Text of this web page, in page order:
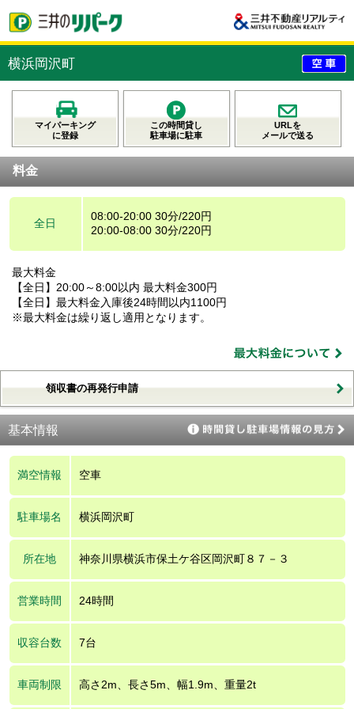
横浜岡沢町
マイパーキング
に登録
この時間貸し
駐車場に駐車
URLを
メールで送る
料金
全日
08:00-20:00 30分/220円
20:00-08:00 30分/220円
最大料金
【全日】20:00～8:00以内 最大料金300円
【全日】最大料金入庫後24時間以内1100円
※最大料金は繰り返し適用となります。
領収書の再発行申請
基本情報
満空情報 空車
駐車場名 横浜岡沢町
所在地 神奈川県横浜市保土ケ谷区岡沢町８７－３
営業時間 24時間
収容台数 7台
車両制限 高さ2m、長さ5m、幅1.9m、重量2t